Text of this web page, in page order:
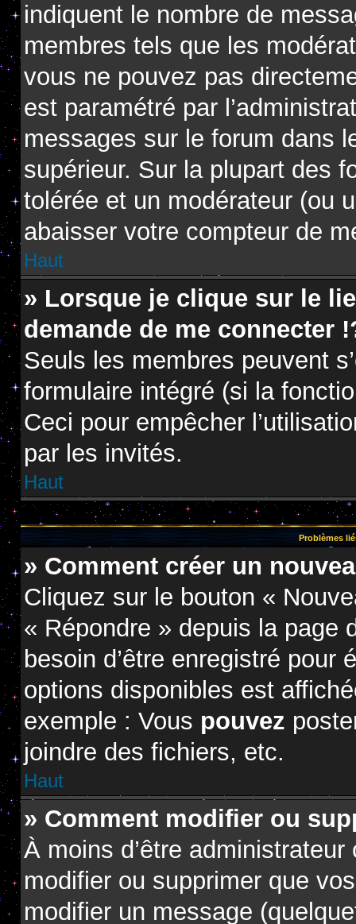
indiquent le nombre de
membres tels que les
vous ne pouvez pas
est paramétré par
messages sur le forum dans
supérieur. Sur la plupart des
tolérée et un modérateur (ou
abaisser votre compteur de
Haut
» Lorsque je clique sur le
demande de me connecter
Seuls les membres peuvent
formulaire intégré (si la
Ceci pour empêcher
par les invités.
Haut
Problèmes
» Comment créer un
Cliquez sur le bouton «
« Répondre » depuis la page
besoin d’être enregistré
options disponibles est
exemple : Vous pouvez
joindre des fichiers, etc.
Haut
» Comment modifier ou
À moins d’être
modifier ou supprimer que
modifier un message